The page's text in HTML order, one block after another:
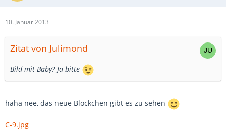
10. Januar 2013
Zitat von Julimond
Bild mit Baby? Ja bitte
haha nee, das neue Blöckchen gibt es zu sehen
C-9.jpg